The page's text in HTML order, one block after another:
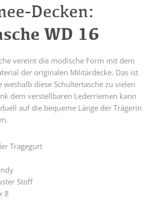
Decken:
WD 16
vereint die modische Form mit dem
der originalen Militärdecke. Das ist
weshalb diese Schultertasche zu vielen
dem verstellbaren Lederriemen kann
auf die bequeme Länge der Trägerin
Tragegurt
Stoff
8